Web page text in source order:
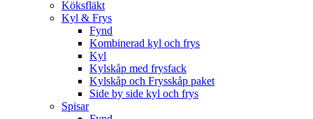
Köksfläkt
Kyl & Frys
Fynd
Kombinerad kyl och frys
Kyl
Kylskåp med frysfack
Kylskåp och Frysskåp paket
Side by side kyl och frys
Spisar